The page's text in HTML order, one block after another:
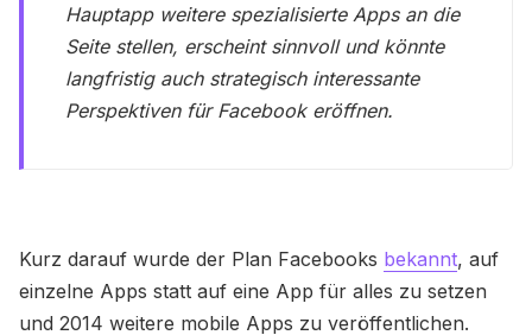
Hauptapp weitere spezialisierte Apps an die
Seite stellen, erscheint sinnvoll und könnte
langfristig auch strategisch interessante
Perspektiven für Facebook eröffnen.
Kurz darauf wurde der Plan Facebooks bekannt, auf
einzelne Apps statt auf eine App für alles zu setzen
und 2014 weitere mobile Apps zu veröffentlichen.